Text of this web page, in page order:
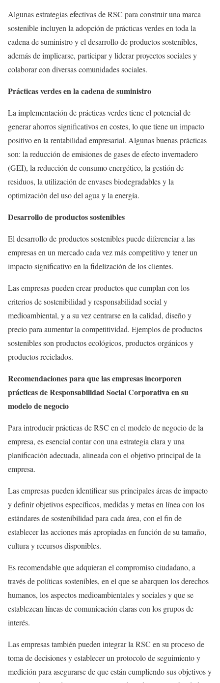
Algunas estrategias efectivas de RSC para construir una marca
sostenible incluyen la adopción de prácticas verdes en toda la
cadena de suministro y el desarrollo de productos sostenibles,
además de implicarse, participar y liderar proyectos sociales y
colaborar con diversas comunidades sociales.
Prácticas verdes en la cadena de suministro
La implementación de prácticas verdes tiene el potencial de
generar ahorros significativos en costes, lo que tiene un impacto
positivo en la rentabilidad empresarial. Algunas buenas prácticas
son: la reducción de emisiones de gases de efecto invernadero
(GEI), la reducción de consumo energético, la gestión de
residuos, la utilización de envases biodegradables y la
optimización del uso del agua y la energía.
Desarrollo de productos sostenibles
El desarrollo de productos sostenibles puede diferenciar a las
empresas en un mercado cada vez más competitivo y tener un
impacto significativo en la fidelización de los clientes.
Las empresas pueden crear productos que cumplan con los
criterios de sostenibilidad y responsabilidad social y
medioambiental, y a su vez centrarse en la calidad, diseño y
precio para aumentar la competitividad. Ejemplos de productos
sostenibles son productos ecológicos, productos orgánicos y
productos reciclados.
Recomendaciones para que las empresas incorporen
prácticas de Responsabilidad Social Corporativa en su
modelo de negocio
Para introducir prácticas de RSC en el modelo de negocio de la
empresa, es esencial contar con una estrategia clara y una
planificación adecuada, alineada con el objetivo principal de la
empresa.
Las empresas pueden identificar sus principales áreas de impacto
y definir objetivos específicos, medidas y metas en línea con los
estándares de sostenibilidad para cada área, con el fin de
establecer las acciones más apropiadas en función de su tamaño,
cultura y recursos disponibles.
Es recomendable que adquieran el compromiso ciudadano, a
través de políticas sostenibles, en el que se abarquen los derechos
humanos, los aspectos medioambientales y sociales y que se
establezcan líneas de comunicación claras con los grupos de
interés.
Las empresas también pueden integrar la RSC en su proceso de
toma de decisiones y establecer un protocolo de seguimiento y
medición para asegurarse de que están cumpliendo sus objetivos y